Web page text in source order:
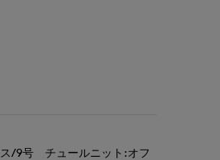
ス/9号 チュールニット:オフ